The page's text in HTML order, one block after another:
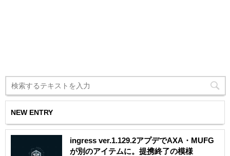
NEW ENTRY
ingress ver.1.129.2アプデでAXA・MUFG
が別のアイテムに。提携終了の模様